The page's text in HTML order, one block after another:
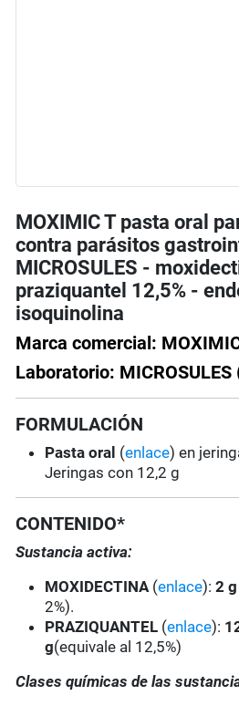
MOXIMIC T pasta oral
contra parásitos
MICROSULES -
praziquantel 12,5% -
isoquinolina
Marca comercial:
Laboratorio: MICROSULES
FORMULACIÓN
Pasta oral (enlace) en
Jeringas con 12,2 g
CONTENIDO*
Sustancia activa:
MOXIDECTINA (enlace):2
2%).
PRAZIQUANTEL (enlace):
g(equivale al 12,5%)
Clases químicas de las